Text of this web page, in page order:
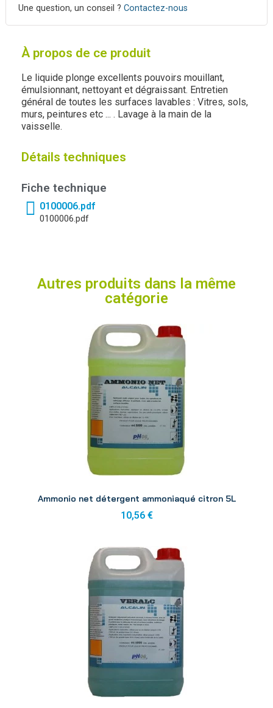
Une question, un conseil ? Contactez-nous
À propos de ce produit
Le liquide plonge excellents pouvoirs mouillant,
émulsionnant, nettoyant et dégraissant. Entretien
général de toutes les surfaces lavables : Vitres, sols,
murs, peintures etc ... . Lavage à la main de la
vaisselle.
Détails techniques
Fiche technique
0100006.pdf
0100006.pdf
Autres produits dans la même
catégorie
Ammonio net détergent ammoniaqué citron 5L
10,56 €